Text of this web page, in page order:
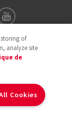
storing of
analyze site
de
Cookies